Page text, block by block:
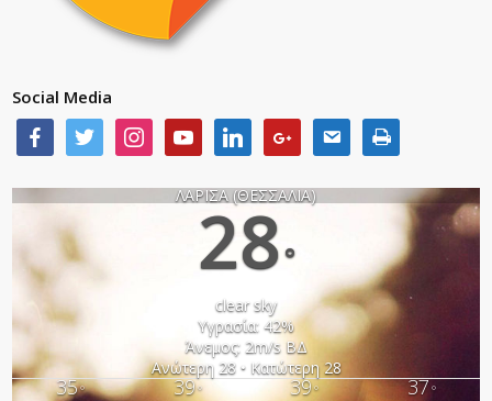
Social Media
ΛΑΡΙΣΑ (ΘΕΣΣΑΛΙΑ)
28°
clear sky
Υγρασία: 42%
Άνεμος: 2m/s ΒΔ
Ανώτερη 28 • Κατώτερη 28
35° 39° 39° 37°